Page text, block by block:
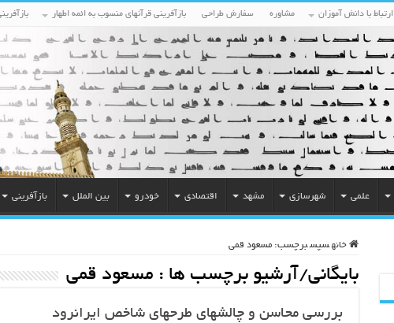
ارتباط با دانش آموزان مشاوره سفارش طراحی بازآفرینی قرآنهای منسوب به ائمه اطهار
علمی شهرسازی مشهد اقتصادی خودرو بین الملل بازآفرینی
خانه سپس برچسب:مسعود قمی
بایگانی/آرشیو برچسب ها : مسعود قمی
بررسی محاسن و چالشهای طرحهای شاخص ایرانرود